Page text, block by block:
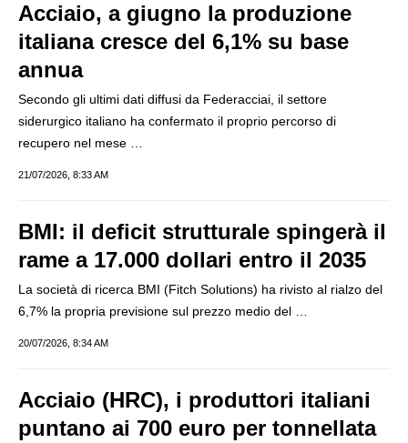
Acciaio, a giugno la produzione
italiana cresce del 6,1% su base
annua
Secondo gli ultimi dati diffusi da Federacciai, il settore
siderurgico italiano ha confermato il proprio percorso di
recupero nel mese …
21/07/2026, 8:33 AM
BMI: il deficit strutturale spingerà il
rame a 17.000 dollari entro il 2035
La società di ricerca BMI (Fitch Solutions) ha rivisto al rialzo del
6,7% la propria previsione sul prezzo medio del …
20/07/2026, 8:34 AM
Acciaio (HRC), i produttori italiani
puntano ai 700 euro per tonnellata